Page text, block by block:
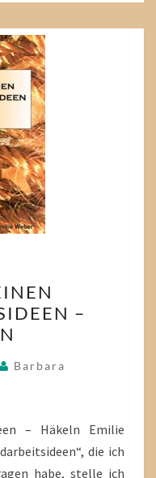
–
Barbara
– Häkeln Emilie
die ich
habe, stelle ich